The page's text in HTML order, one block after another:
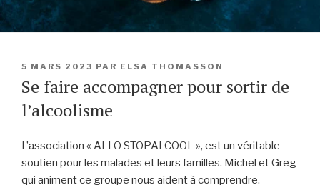
PUBLIÉ
5 MARS 2023 PAR ELSA THOMASSON
Se faire accompagner pour sortir de
l’alcoolisme
L’association « ALLO STOPALCOOL », est un véritable
soutien pour les malades et leurs familles. Michel et Greg
qui animent ce groupe nous aident à comprendre.